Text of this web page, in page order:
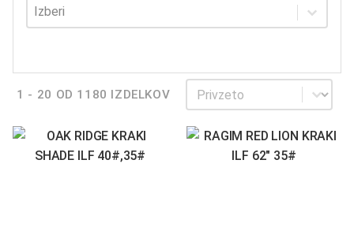
Dominantno oko
Dominantno oko
1 - 20 OD 1180 IZDELKOV Sortiraj
Sortiraj